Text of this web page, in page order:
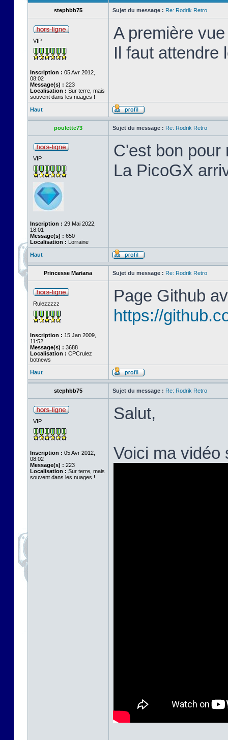
stephbb75 Sujet du message : Re: Rodrik Retro
VIP
Inscription : 05 Avr 2012,
08:02
Message(s) : 223
Localisation : Sur terre, mais
souvent dans les nuages !
A première
Il faut attendre
Haut
poulette73 Sujet du message : Re: Rodrik Retro
VIP
Inscription : 29 Mai 2022,
18:01
Message(s) : 650
Localisation : Lorraine
C'est bon
La PicoGX
Haut
Princesse Mariana Sujet du message : Re: Rodrik Retro
Rulezzzzz
Inscription : 15 Jan 2009,
11:52
Message(s) : 3688
Localisation : CPCrulez
botnews
Page Github
https://
Haut
stephbb75 Sujet du message : Re: Rodrik Retro
VIP
Inscription : 05 Avr 2012,
08:02
Message(s) : 223
Localisation : Sur terre, mais
souvent dans les nuages !
Salut,
Voici ma